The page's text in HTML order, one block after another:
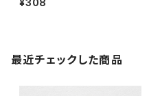
¥308
最近チェックした商品